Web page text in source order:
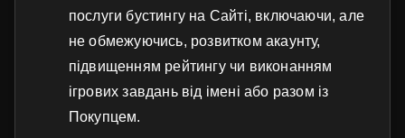
послуги бустингу на Сайті, включаючи, але
не обмежуючись, розвитком акаунту,
підвищенням рейтингу чи виконанням
ігрових завдань від імені або разом із
Покупцем.